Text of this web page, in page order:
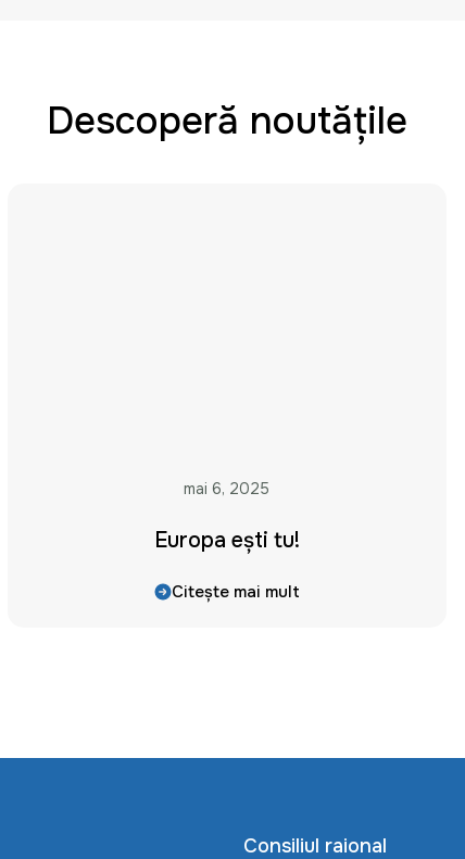
Descoperă noutățile
mai 6, 2025
Europa ești tu!
Citește mai mult
Consiliul raional